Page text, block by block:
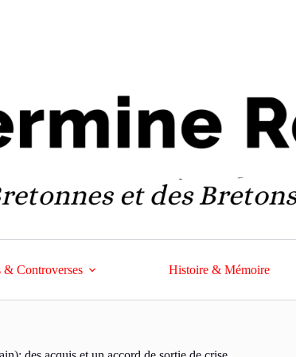
& Controverses Histoire & Mémoire